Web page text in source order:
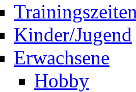
Kinder/Jugend
Erwachsene
Hobby